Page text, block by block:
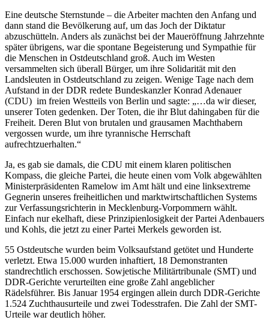
Eine deutsche Sternstunde – die Arbeiter machten den Anfang und
dann stand die Bevölkerung auf, um das Joch der Diktatur
abzuschütteln. Anders als zunächst bei der Maueröffnung Jahrzehnte
später übrigens, war die spontane Begeisterung und Sympathie für
die Menschen in Ostdeutschland groß. Auch im Westen
versammelten sich überall Bürger, um ihre Solidarität mit den
Landsleuten in Ostdeutschland zu zeigen. Wenige Tage nach dem
Aufstand in der DDR redete Bundeskanzler Konrad Adenauer
(CDU) im freien Westteils von Berlin und sagte: „…da wir dieser,
unserer Toten gedenken. Der Toten, die ihr Blut dahingaben für die
Freiheit. Deren Blut von brutalen und grausamen Machthabern
vergossen wurde, um ihre tyrannische Herrschaft
aufrechtzuerhalten.“
Ja, es gab sie damals, die CDU mit einem klaren politischen
Kompass, die gleiche Partei, die heute einen vom Volk abgewählten
Ministerpräsidenten Ramelow im Amt hält und eine linksextreme
Gegnerin unseres freiheitlichen und marktwirtschaftlichen Systems
zur Verfassungsrichterin in Mecklenburg-Vorpommern wählt.
Einfach nur ekelhaft, diese Prinzipienlosigkeit der Partei Adenbauers
und Kohls, die jetzt zu einer Partei Merkels geworden ist.
55 Ostdeutsche wurden beim Volksaufstand getötet und Hunderte
verletzt. Etwa 15.000 wurden inhaftiert, 18 Demonstranten
standrechtlich erschossen. Sowjetische Militärtribunale (SMT) und
DDR-Gerichte verurteilten eine große Zahl angeblicher
Rädelsführer. Bis Januar 1954 ergingen allein durch DDR-Gerichte
1.524 Zuchthausurteile und zwei Todesstrafen. Die Zahl der SMT-
Urteile war deutlich höher.